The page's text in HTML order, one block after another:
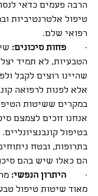
הרבה פעמים כדאי
טיפול אלטרנטיביות
רפואי שלם.
· פחות סיכונים:
הטבעיות, לא תמיד
שהיינו רוצים לקבל
אלא לפנות לרפואה
במקרים ששיטות
אנחנו זוכים לצמצם
בטיפול
בתרופות, ובטח
הם כאלו שיש בהם
· היתרון הנפשי:
מאוד שיטות טיפול